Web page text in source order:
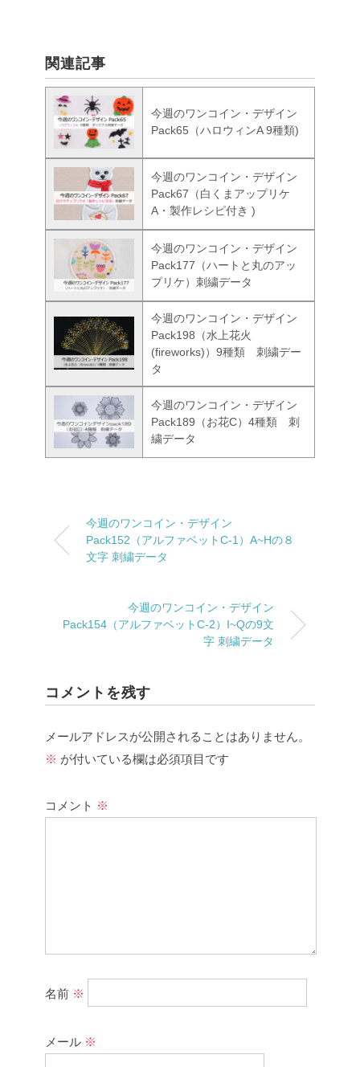
関連記事
今週のワンコイン・デザイン
Pack65（ハロウィンA 9種類)
今週のワンコイン・デザイン
Pack67（白くまアップリケ
A・製作レシピ付き )
今週のワンコイン・デザイン
Pack177（ハートと丸のアッ
プリケ）刺繍データ
今週のワンコイン・デザイン
Pack198（水上花火
(fireworks)）9種類 刺繍デー
タ
今週のワンコイン・デザイン
Pack189（お花C）4種類 刺
繍データ
今週のワンコイン・デザイン
Pack152（アルファベットC-1）A~Hの８
文字 刺繍データ
今週のワンコイン・デザイン
Pack154（アルファベットC-2）I~Qの9文
字 刺繍データ
コメントを残す
メールアドレスが公開されることはありません。
※ が付いている欄は必須項目です
コメント ※
名前 ※
メール ※